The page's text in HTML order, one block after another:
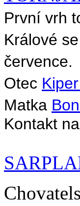
První vrh
Králové
července.
Otec
Matka
Kontakt